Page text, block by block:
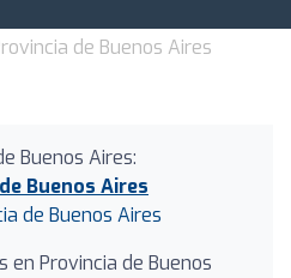
de Buenos Aires
Buenos Aires:
Buenos Aires
de Buenos Aires
en Provincia de Buenos